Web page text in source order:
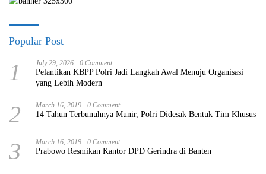
Popular Post
1 July 29, 2026 0 Comment
Pelantikan KBPP Polri Jadi Langkah Awal Menuju Organisasi
yang Lebih Modern
2 March 16, 2019 0 Comment
14 Tahun Terbunuhnya Munir, Polri Didesak Bentuk Tim Khusus
3 March 16, 2019 0 Comment
Prabowo Resmikan Kantor DPD Gerindra di Banten